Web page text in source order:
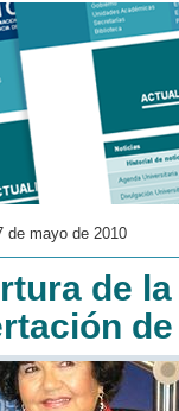
de mayo de 2010
de